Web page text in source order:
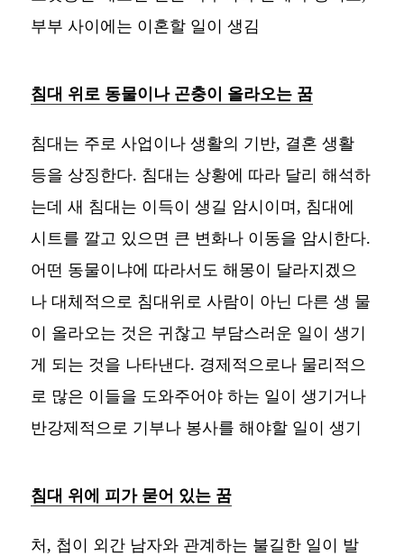
부부 사이에는 이혼할 일이 생김
침대 위로 동물이나 곤충이 올라오는 꿈
침대는 주로 사업이나 생활의 기반, 결혼 생활
등을 상징한다. 침대는 상황에 따라 달리 해석하
는데 새 침대는 이득이 생길 암시이며, 침대에
시트를 깔고 있으면 큰 변화나 이동을 암시한다.
어떤 동물이냐에 따라서도 해몽이 달라지겠으
나 대체적으로 침대위로 사람이 아닌 다른 생 물
이 올라오는 것은 귀찮고 부담스러운 일이 생기
게 되는 것을 나타낸다. 경제적으로나 물리적으
로 많은 이들을 도와주어야 하는 일이 생기거나
반강제적으로 기부나 봉사를 해야할 일이 생기
침대 위에 피가 묻어 있는 꿈
처, 첩이 외간 남자와 관계하는 불길한 일이 발